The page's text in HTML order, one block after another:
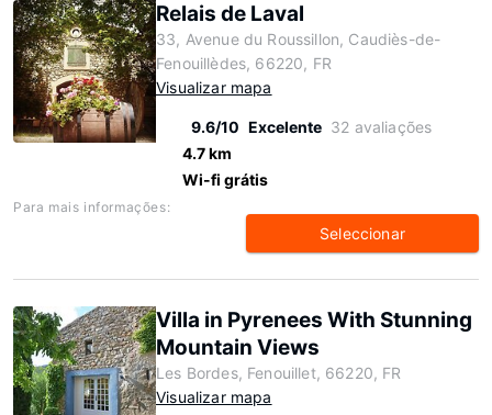
Relais de Laval
33, Avenue du Roussillon, Caudiès-de-
Fenouillèdes, 66220, FR
Visualizar mapa
9.6/10 Excelente 32 avaliações
4.7 km
Wi-fi grátis
Para mais informações:
Seleccionar
Villa in Pyrenees With Stunning
Mountain Views
Les Bordes, Fenouillet, 66220, FR
Visualizar mapa